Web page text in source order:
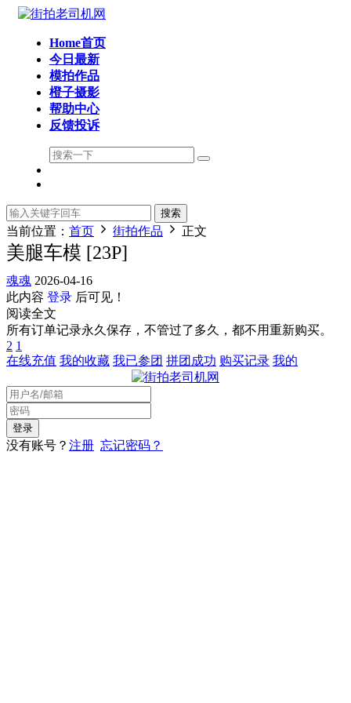
Home首页
今日最新
模拍作品
橙子摄影
帮助中心
反馈投诉
搜索
当前位置： 首页 街拍作品 正文
美腿车模 [23P]
魂魂 2026-04-16
此内容 登录 后可见！
阅读全文
所有订单记录永久保存，不管过了多久，都不用重新购买。
2 1
在线充值 我的收藏 我已参团 拼团成功 购买记录 我的
没有账号？ 注册 忘记密码？